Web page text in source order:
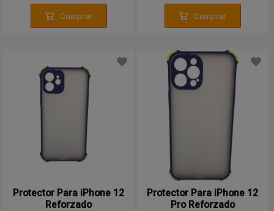
Comprar Comprar
Protector Para iPhone 12
Reforzado
Protector Para iPhone 12
Pro Reforzado